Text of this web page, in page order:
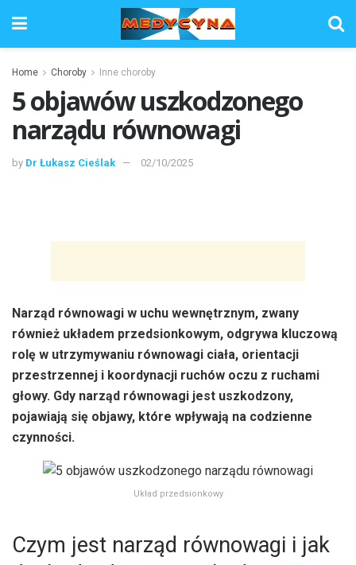
Home Choroby Inne choroby
5 objawów uszkodzonego
narządu równowagi
by Dr Łukasz Cieślak 02/10/2025
Narząd równowagi w uchu wewnętrznym, zwany
również układem przedsionkowym, odgrywa kluczową
rolę w utrzymywaniu równowagi ciała, orientacji
przestrzennej i koordynacji ruchów oczu z ruchami
głowy. Gdy narząd równowagi jest uszkodzony,
pojawiają się objawy, które wpływają na codzienne
czynności.
Układ przedsionkowy
Czym jest narząd równowagi i jak